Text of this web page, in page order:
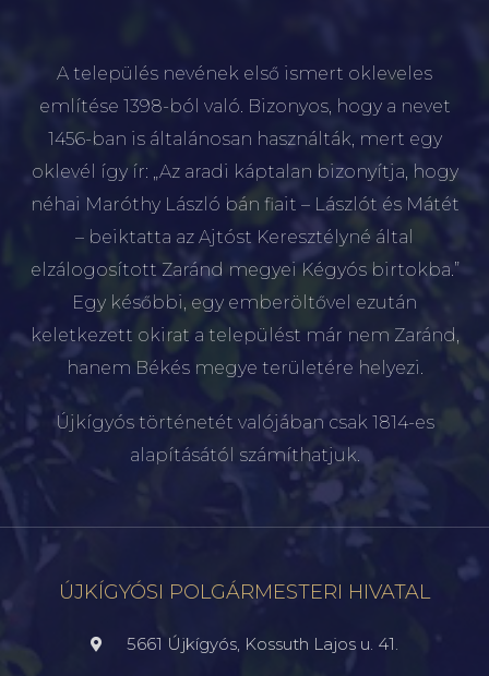
A település nevének első ismert okleveles
említése 1398-ból való. Bizonyos, hogy a nevet
1456-ban is általánosan használták, mert egy
oklevél így ír: „Az aradi káptalan bizonyítja, hogy
néhai Maróthy László bán fiait – Lászlót és Mátét
– beiktatta az Ajtóst Keresztélyné által
elzálogosított Zaránd megyei Kégyós birtokba.”
Egy későbbi, egy emberöltővel ezután
keletkezett okirat a települést már nem Zaránd,
hanem Békés megye területére helyezi.
Újkígyós történetét valójában csak 1814-es
alapításától számíthatjuk.
ÚJKÍGYÓSI POLGÁRMESTERI HIVATAL
5661 Újkígyós, Kossuth Lajos u. 41.